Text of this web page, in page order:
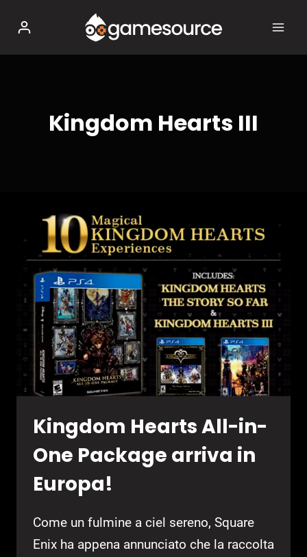
contenuto
Kingdom Hearts III
Kingdom Hearts All-in-
One Package arriva in
Europa!
Come un fulmine a ciel sereno, Square
Enix ha appena annunciato che la raccolta